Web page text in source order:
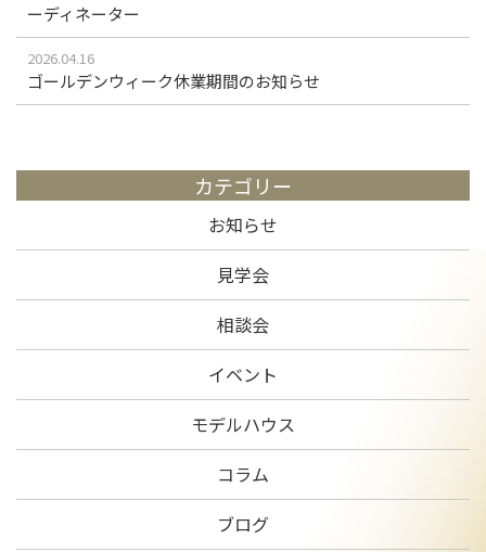
ーディネーター
2026.04.16
ゴールデンウィーク休業期間のお知らせ
カテゴリー
お知らせ
見学会
相談会
イベント
モデルハウス
コラム
ブログ